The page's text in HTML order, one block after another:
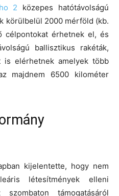
2 közepes hatótávolságú
körülbelül 2000 mérföld (kb.
célpontokat érhetnek el, és
ballisztikus rakéták,
is elérhetnek amelyek több
majdnem 6500 kilométer
kijelentette, hogy nem
létesítmények elleni
támogatásáról